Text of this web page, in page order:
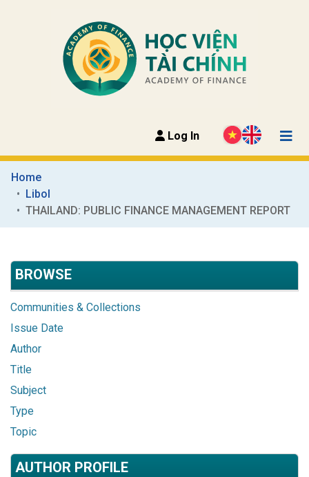
Log In
Home
Libol
THAILAND: PUBLIC FINANCE MANAGEMENT REPORT
BROWSE
Communities & Collections
Issue Date
Author
Title
Subject
Type
Topic
AUTHOR PROFILE